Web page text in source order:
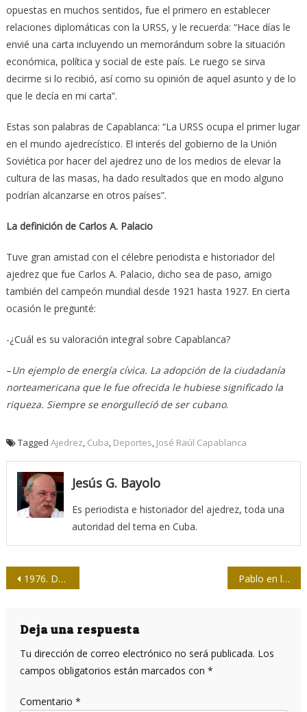
opuestas en muchos sentidos, fue el primero en establecer
relaciones diplomáticas con la URSS, y le recuerda: “Hace días le
envié una carta incluyendo un memorándum sobre la situación
económica, política y social de este país. Le ruego se sirva
decirme si lo recibió, así como su opinión de aquel asunto y de lo
que le decía en mi carta”.
Estas son palabras de Capablanca: “La URSS ocupa el primer lugar
en el mundo ajedrecístico. El interés del gobierno de la Unión
Soviética por hacer del ajedrez uno de los medios de elevar la
cultura de las masas, ha dado resultados que en modo alguno
podrían alcanzarse en otros países”.
La definición de Carlos A. Palacio
Tuve gran amistad con el célebre periodista e historiador del
ajedrez que fue Carlos A. Palacio, dicho sea de paso, amigo
también del campeón mundial desde 1921 hasta 1927. En cierta
ocasión le pregunté:
-¿Cuál es su valoración integral sobre Capablanca?
–Un ejemplo de energía cívica. La adopción de la ciudadanía
norteamericana que le fue ofrecida le hubiese significado la
riqueza. Siempre se enorgulleció de ser cubano.
Tagged Ajedrez Cuba Deportes José Raúl Capablanca
Jesús G. Bayolo
Es periodista e historiador del ajedrez, toda una
autoridad del tema en Cuba.
Navegación
entradas
1976. Desde la óptica del barrio alto Pablo en las reflexiones de periodistas camagüeyanos
Deja una respuesta
Tu dirección de correo electrónico no será publicada. Los
campos obligatorios están marcados con *
Comentario *